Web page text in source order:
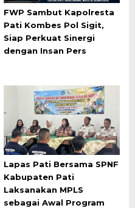
FWP Sambut Kapolresta
Pati Kombes Pol Sigit,
Siap Perkuat Sinergi
dengan Insan Pers
Lapas Pati Bersama SPNF
Kabupaten Pati
Laksanakan MPLS
sebagai Awal Program